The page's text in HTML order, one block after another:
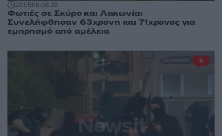
23:0506.08.26
Φωτιές σε Σκύρο και Λακωνία:
Συνελήφθησαν 63χρονη και 71χρονος για
εμπρησμό από αμέλεια
6